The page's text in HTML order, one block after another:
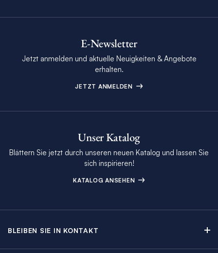
E-Newsletter
Jetzt anmelden und aktuelle Neuigkeiten & Angebote
erhalten.
JETZT ANMELDEN
Unser Katalog
Blättern Sie jetzt durch unseren neuen Katalog und lassen Sie
sich inspirieren!
KATALOG ANSEHEN
BLEIBEN SIE IN KONTAKT